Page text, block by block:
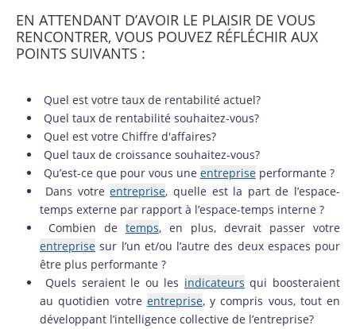
EN ATTENDANT D’AVOIR LE PLAISIR DE VOUS
RENCONTRER, VOUS POUVEZ RÉFLÉCHIR AUX
POINTS SUIVANTS :
Quel est votre taux de rentabilité actuel?
Quel taux de rentabilité souhaitez-vous?
Quel est votre Chiffre d'affaires?
Quel taux de croissance souhaitez-vous?
Qu’est-ce que pour vous une entrepriseperformante ?
Dans votreentreprise, quelle est la part de l’espace-
temps externe par rapport à l’espace-temps interne ?
Combien de temps, en plus, devrait passer votre
entreprise sur l’un et/ou l’autre des deux espaces pour
être plus performante ?
Quels seraient le ou les indicateurs qui boosteraient
au quotidien votre entreprise, y compris vous, tout en
développant l’intelligence collective de l’entreprise?